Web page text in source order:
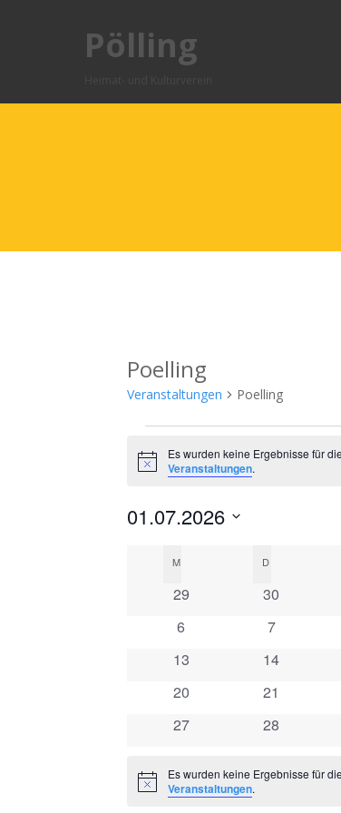
Pölling
Poelling
Veranstaltungen Poelling
Veranstaltungen
Hinweis
Es wurden keine Ergebnisse für
Veranstaltungen.
01.07.2026
wählen.
Kalender
Veranstaltungen
MMONTAG D
0
29
0
30
0
6
0
7
0
13
0
14
0
20
0
21
0
27
0
28
Hinweis
Es wurden keine Ergebnisse für
Veranstaltungen.